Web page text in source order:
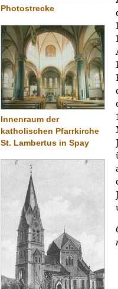
Photostrecke
Innenraum der
katholischen Pfarrkirche
St. Lambertus in Spay